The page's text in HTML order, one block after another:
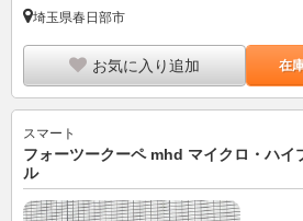
埼玉県春日部市
お気に入り追加 在
スマート
フォーツークーペ mhd マイクロ・ハイ
ル